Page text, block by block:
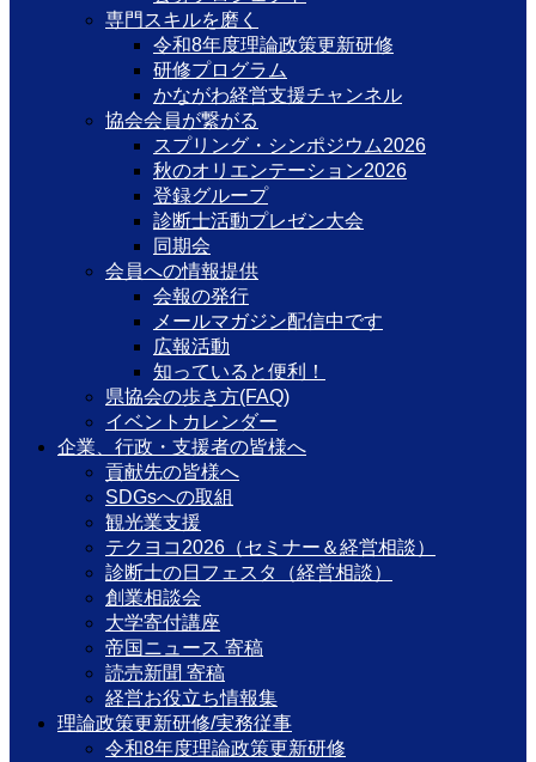
専門スキルを磨く
令和8年度理論政策更新研修
研修プログラム
かながわ経営支援チャンネル
協会会員が繋がる
スプリング・シンポジウム2026
秋のオリエンテーション2026
登録グループ
診断士活動プレゼン大会
同期会
会員への情報提供
会報の発行
メールマガジン配信中です
広報活動
知っていると便利！
県協会の歩き方(FAQ)
イベントカレンダー
企業、行政・支援者の皆様へ
貢献先の皆様へ
SDGsへの取組
観光業支援
テクヨコ2026（セミナー＆経営相談）
診断士の日フェスタ（経営相談）
創業相談会
大学寄付講座
帝国ニュース 寄稿
読売新聞 寄稿
経営お役立ち情報集
理論政策更新研修/実務従事
令和8年度理論政策更新研修